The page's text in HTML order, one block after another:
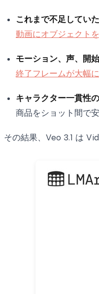
これまで不足してい
動画にオブジェクト
モーション、声、開
終了フレームが大幅
キャラクター一貫性
商品をショット間で
その結果、Veo 3.1 は